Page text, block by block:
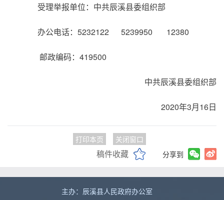
受理举报单位：中共辰溪县委组织部
办公电话：5232122 5239950 12380
邮政编码：419500
中共辰溪县委组织部
2020年3月16日
打印本页 关闭窗口
稿件收藏 分享到
主办：辰溪县人民政府办公室